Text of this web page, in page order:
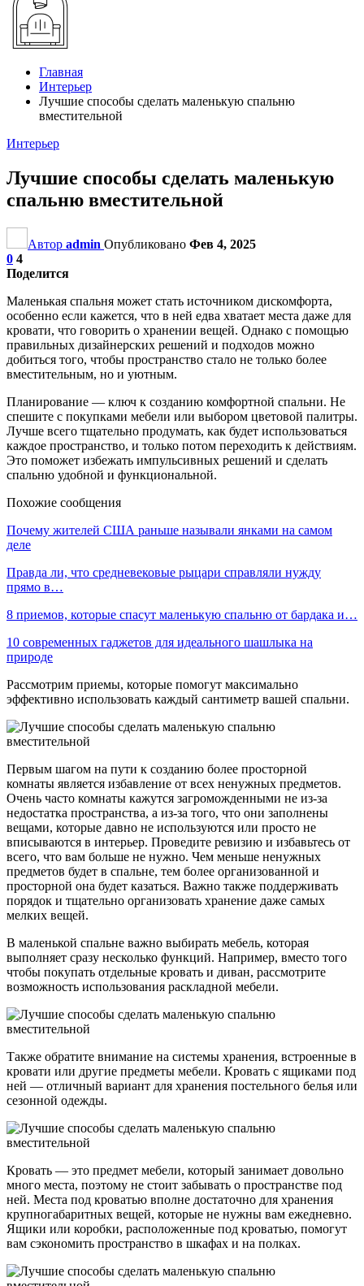
Главная
Интерьер
Лучшие способы сделать маленькую спальню
вместительной
Интерьер
Лучшие способы сделать маленькую
спальню вместительной
Автор admin Опубликовано Фев 4, 2025
0 4
Поделится
Маленькая спальня может стать источником дискомфорта,
особенно если кажется, что в ней едва хватает места даже для
кровати, что говорить о хранении вещей. Однако с помощью
правильных дизайнерских решений и подходов можно
добиться того, чтобы пространство стало не только более
вместительным, но и уютным.
Планирование — ключ к созданию комфортной спальни. Не
спешите с покупками мебели или выбором цветовой палитры.
Лучше всего тщательно продумать, как будет использоваться
каждое пространство, и только потом переходить к действиям.
Это поможет избежать импульсивных решений и сделать
спальню удобной и функциональной.
Похожие сообщения
Почему жителей США раньше называли янками на самом
деле
Правда ли, что средневековые рыцари справляли нужду
прямо в…
8 приемов, которые спасут маленькую спальню от бардака и…
10 современных гаджетов для идеального шашлыка на
природе
Рассмотрим приемы, которые помогут максимально
эффективно использовать каждый сантиметр вашей спальни.
Первым шагом на пути к созданию более просторной
комнаты является избавление от всех ненужных предметов.
Очень часто комнаты кажутся загроможденными не из-за
недостатка пространства, а из-за того, что они заполнены
вещами, которые давно не используются или просто не
вписываются в интерьер. Проведите ревизию и избавьтесь от
всего, что вам больше не нужно. Чем меньше ненужных
предметов будет в спальне, тем более организованной и
просторной она будет казаться. Важно также поддерживать
порядок и тщательно организовать хранение даже самых
мелких вещей.
В маленькой спальне важно выбирать мебель, которая
выполняет сразу несколько функций. Например, вместо того
чтобы покупать отдельные кровать и диван, рассмотрите
возможность использования раскладной мебели.
Также обратите внимание на системы хранения, встроенные в
кровати или другие предметы мебели. Кровать с ящиками под
ней — отличный вариант для хранения постельного белья или
сезонной одежды.
Кровать — это предмет мебели, который занимает довольно
много места, поэтому не стоит забывать о пространстве под
ней. Места под кроватью вполне достаточно для хранения
крупногабаритных вещей, которые не нужны вам ежедневно.
Ящики или коробки, расположенные под кроватью, помогут
вам сэкономить пространство в шкафах и на полках.